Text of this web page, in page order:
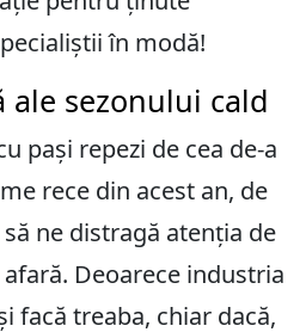
în modă!
sezonului cald
pași repezi de cea de-a
rece din acest an, de
ne distragă atenția de
Deoarece industria
facă treaba, chiar dacă,